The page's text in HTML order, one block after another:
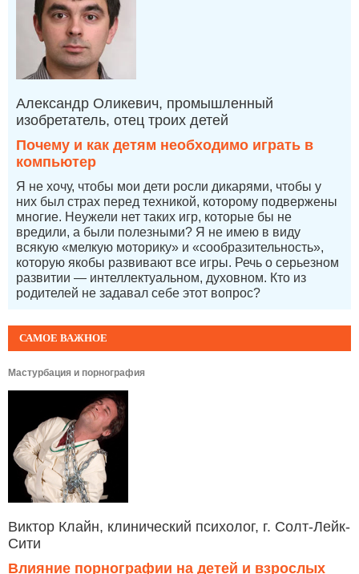
САМОЕ ВАЖНОЕ
Мастурбация и порнография
Виктор Клайн, клинический психолог, г. Солт-Лейк-
Сити
Влияние порнографии на детей и взрослых
Александр Оликевич, промышленный
изобретатель, отец троих детей
Почему и как детям необходимо играть в
компьютер
Я не хочу, чтобы мои дети росли дикарями, чтобы у
них был страх перед техникой, которому подвержены
многие. Неужели нет таких игр, которые бы не
вредили, а были полезными? Я не имею в виду
всякую «мелкую моторику» и «сообразительность»,
которую якобы развивают все игры. Речь о серьезном
развитии — интеллектуальном, духовном. Кто из
родителей не задавал себе этот вопрос?